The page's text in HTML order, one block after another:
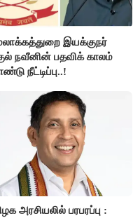
இயக்குநர்
நவீனின் பதவிக் காலம்
நீட்டிப்பு..!
அரசியலில் பரபரப்பு :